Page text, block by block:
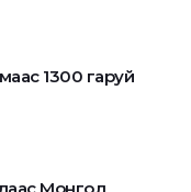
1300 гаруй